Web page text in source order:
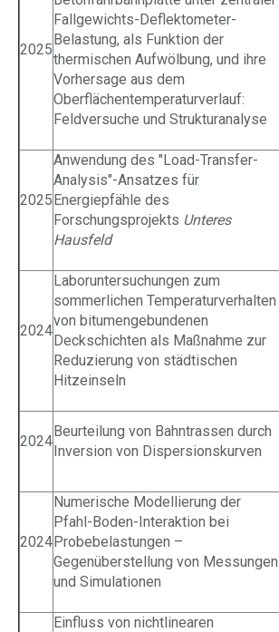
2025
Fallgewichts-Deflektometer-
Belastung, als Funktion der
thermischen Aufwölbung, und ihre
Vorhersage aus dem
Oberflächentemperaturverlauf:
Feldversuche und Strukturanalyse
2025
Anwendung des "Load-Transfer-
Analysis"-Ansatzes für
Energiepfähle des
Forschungsprojekts Unteres
Hausfeld
2024
Laboruntersuchungen zum
sommerlichen Temperaturverhalten
von bitumengebundenen
Deckschichten als Maßnahme zur
Reduzierung von städtischen
Hitzeinseln
2024
Beurteilung von Bahntrassen durch
Inversion von Dispersionskurven
2024
Numerische Modellierung der
Pfahl-Boden-Interaktion bei
Probebelastungen –
Gegenüberstellung von Messungen
und Simulationen
Einfluss von nichtlinearen